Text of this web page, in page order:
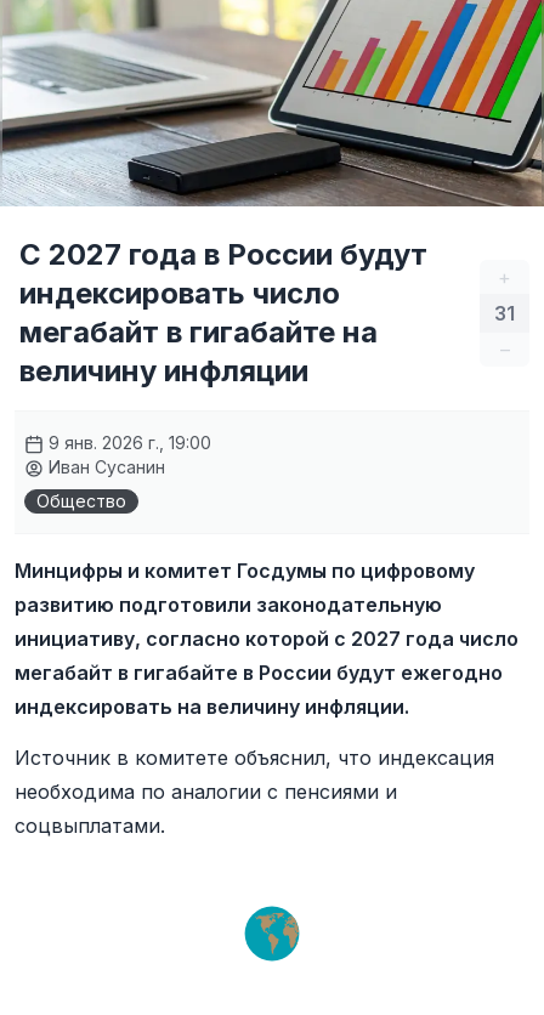
+
31
–
С 2027 года в России будут
индексировать число
мегабайт в гигабайте на
величину инфляции
9 янв. 2026 г., 19:00
Иван Сусанин
Общество
Минцифры и комитет Госдумы по цифровому
развитию подготовили законодательную
инициативу, согласно которой с 2027 года число
мегабайт в гигабайте в России будут ежегодно
индексировать на величину инфляции.
Источник в комитете объяснил, что индексация
необходима по аналогии с пенсиями и
соцвыплатами.